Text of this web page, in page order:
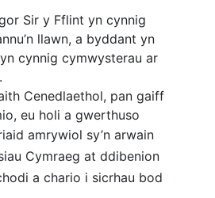
Sir y Fflint yn cynnig
llawn, a byddant yn
cynnig cymwysterau ar
Cenedlaethol, pan gaiff
eu holi a gwerthuso
amrywiol sy’n arwain
Cymraeg at ddibenion
a chario i sicrhau bod